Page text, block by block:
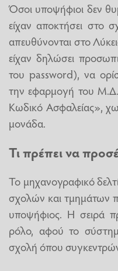
Όσοι υποψήφιοι δεν
είχαν αποκτήσει στο
απευθύνονται στο
είχαν δηλώσει
του password), να
την εφαρμογή του
Κωδικό Ασφαλείας»,
μονάδα.
Τι πρέπει να
Το μηχανογραφικό
σχολών και τμημάτων
υποψήφιος. Η σειρά
ρόλο, αφού το
σχολή όπου